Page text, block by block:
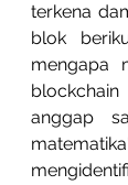
terkena
blok
mengapa
anggap